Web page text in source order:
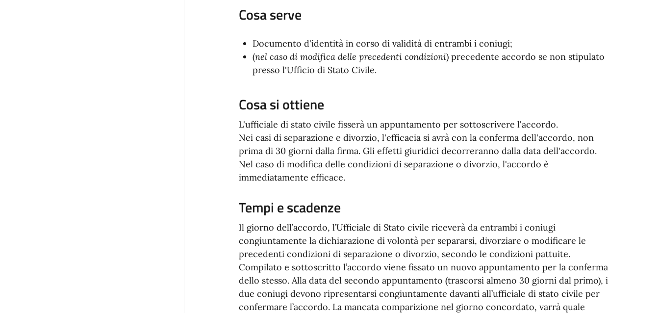
Cosa serve
Documento d'identità in corso di validità di entrambi i coniugi;
(nel caso di modifica delle precedenti condizioni) precedente accordo se non stipulato
presso l'Ufficio di Stato Civile.
Cosa si ottiene
L'ufficiale di stato civile fisserà un appuntamento per sottoscrivere l'accordo.
Nei casi di separazione e divorzio, l'efficacia si avrà con la conferma dell'accordo, non
prima di 30 giorni dalla firma. Gli effetti giuridici decorreranno dalla data dell'accordo.
Nel caso di modifica delle condizioni di separazione o divorzio, l'accordo è
immediatamente efficace.
Tempi e scadenze
Il giorno dell’accordo, l’Ufficiale di Stato civile riceverà da entrambi i coniugi
congiuntamente la dichiarazione di volontà per separarsi, divorziare o modificare le
precedenti condizioni di separazione o divorzio, secondo le condizioni pattuite.
Compilato e sottoscritto l’accordo viene fissato un nuovo appuntamento per la conferma
dello stesso. Alla data del secondo appuntamento (trascorsi almeno 30 giorni dal primo), i
due coniugi devono ripresentarsi congiuntamente davanti all’ufficiale di stato civile per
confermare l’accordo. La mancata comparizione nel giorno concordato, varrà quale